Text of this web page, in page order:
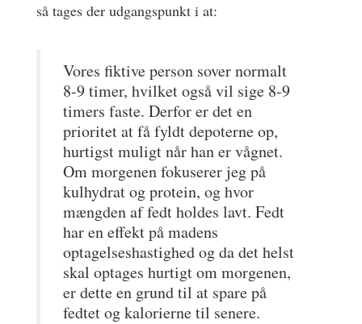
så tages der udgangspunkt i at:
Vores fiktive person sover normalt
8-9 timer, hvilket også vil sige 8-9
timers faste. Derfor er det en
prioritet at få fyldt depoterne op,
hurtigst muligt når han er vågnet.
Om morgenen fokuserer jeg på
kulhydrat og protein, og hvor
mængden af fedt holdes lavt. Fedt
har en effekt på madens
optagelseshastighed og da det helst
skal optages hurtigt om morgenen,
er dette en grund til at spare på
fedtet og kalorierne til senere.